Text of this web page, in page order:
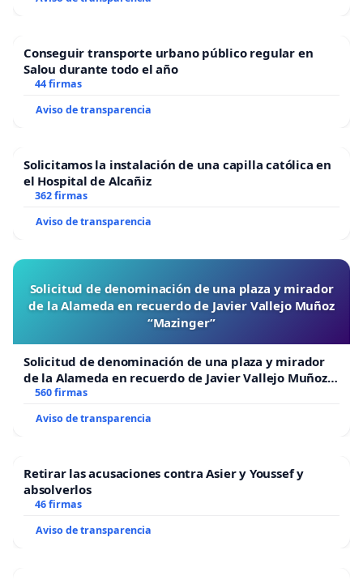
Conseguir transporte urbano público regular en
Salou durante todo el año
44 firmas
Aviso de transparencia
Solicitamos la instalación de una capilla católica en
el Hospital de Alcañiz
362 firmas
Aviso de transparencia
Solicitud de denominación de una plaza y mirador
de la Alameda en recuerdo de Javier Vallejo Muñoz
“Mazinger”
Solicitud de denominación de una plaza y mirador
de la Alameda en recuerdo de Javier Vallejo Muñoz
“Mazinger”
560 firmas
Aviso de transparencia
Retirar las acusaciones contra Asier y Youssef y
absolverlos
46 firmas
Aviso de transparencia